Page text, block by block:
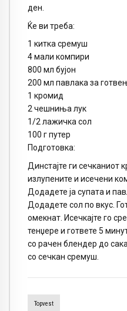
ден.
Ќе ви треба:
1 китка сремуш
4 мали компири
800 мл бујон
200 мл павлака за
1 кромид
2 чешниња лук
1/2 лажичка сол
100 г путер
Подготовка:
Динстајте ги сечканиот
излупените и исечени
Додадете ја супата и
Додадете сол по вкус.
омекнат. Исечкајте го
тенџере и гответе 5
со рачен блендер до
со сечкан сремуш.
Topvest